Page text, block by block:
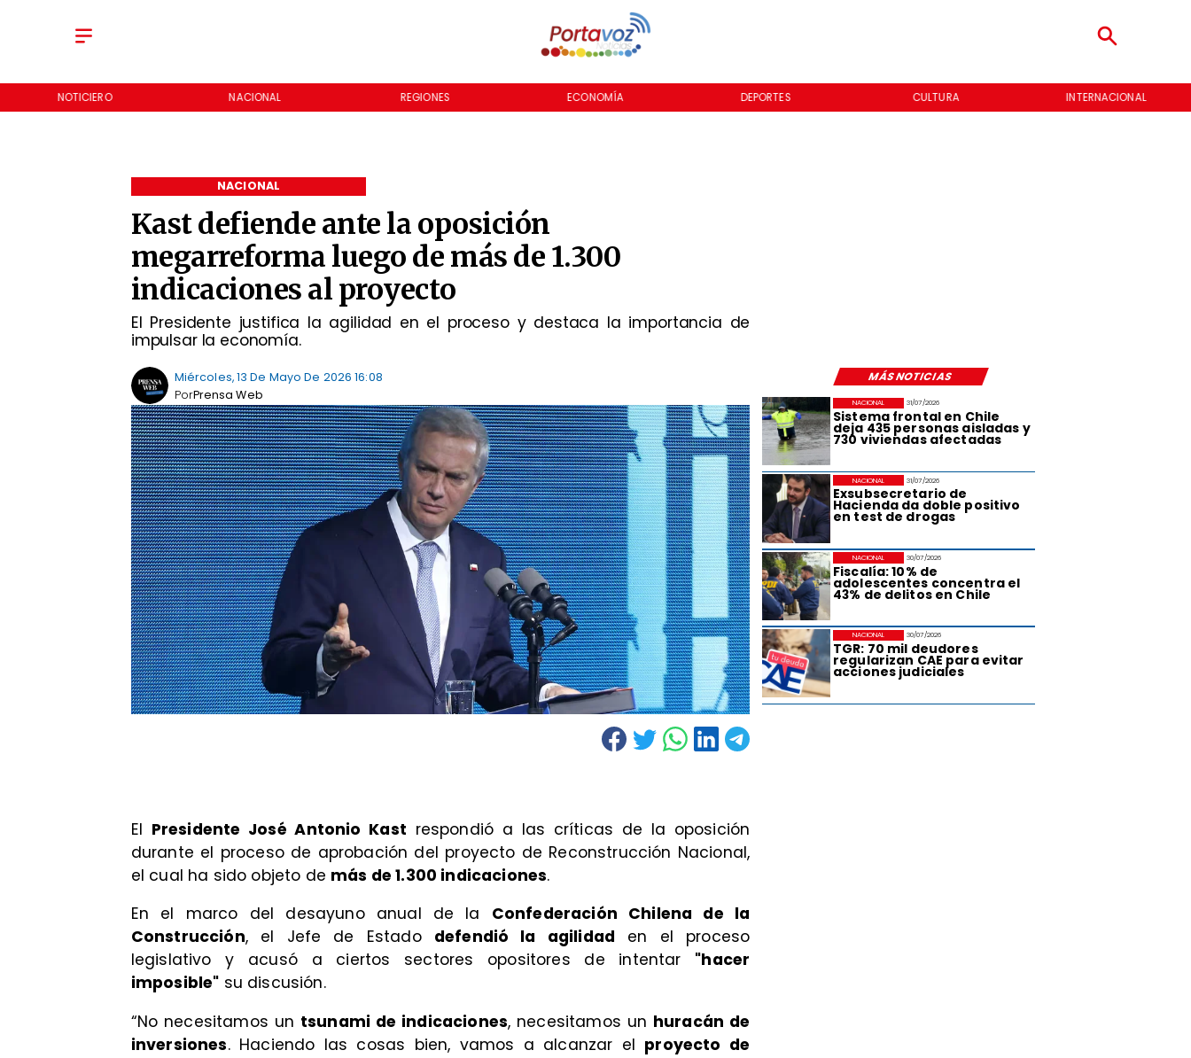
NOTICIERO NACIONAL REGIONES ECONOMÍA DEPORTES CULTURA INTERNACIONAL
Kast defiende ante la oposición
megarreforma luego de más de 1.300
indicaciones al proyecto
El Presidente justifica la agilidad en el proceso y destaca la importancia de
impulsar la economía.
NACIONAL
MÁS NOTICIAS
Miércoles, 13 De Mayo De 2026 16:08
Prensa Web
Por
31/07/2026
Sistema frontal en Chile
deja 435 personas aisladas y
730 viviendas afectadas
NACIONAL
31/07/2026
Exsubsecretario de
Hacienda da doble positivo
en test de drogas
NACIONAL
30/07/2026
Fiscalía: 10% de
adolescentes concentra el
43% de delitos en Chile
NACIONAL
30/07/2026
TGR: 70 mil deudores
regularizan CAE para evitar
acciones judiciales
NACIONAL
El Presidente José Antonio Kast respondió a las críticas de la oposición
durante el proceso de aprobación del proyecto de Reconstrucción Nacional,
el cual ha sido objeto de más de 1.300 indicaciones.
En el marco del desayuno anual de la Confederación Chilena de la
Construcción, el Jefe de Estado defendió la agilidad en el proceso
legislativo y acusó a ciertos sectores opositores de intentar "hacer
imposible" su discusión.
“No necesitamos un tsunami de indicaciones, necesitamos un huracán de
inversiones. Haciendo las cosas bien, vamos a alcanzar el proyecto de